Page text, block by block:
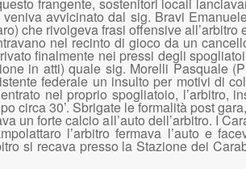
avvicinato dal sig. Bravi
che rivolgeva frasi offensive
nel recinto di gioco da un
finalmente nei pressi degli
in atti) quale sig. Morelli Pasquale
federale un insulto per motivi di
nel proprio spogliatoio, l’arbitro,
circa 30’. Sbrigate le formalità post
un forte calcio all’auto dell’arbitro. I
l’arbitro fermava l’auto e
si recava presso la Stazione dei